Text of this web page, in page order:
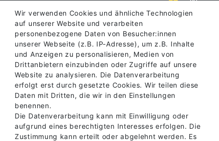
SERVICE
INFORMATIONEN
Wir verwenden Cookies und ähnliche Technologien
auf unserer Website und verarbeiten
personenbezogene Daten von Besucher:innen
unserer Webseite (z.B. IP-Adresse), um z.B. Inhalte
und Anzeigen zu personalisieren, Medien von
Drittanbietern einzubinden oder Zugriffe auf unsere
Website zu analysieren. Die Datenverarbeitung
erfolgt erst durch gesetzte Cookies. Wir teilen diese
Daten mit Dritten, die wir in den Einstellungen
benennen.
Die Datenverarbeitung kann mit Einwilligung oder
aufgrund eines berechtigten Interesses erfolgen. Die
Zustimmung kann erteilt oder abgelehnt werden. Es